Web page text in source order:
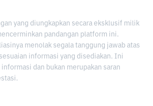
yang diungkapkan secara eksklusif milik
pandangan platform ini.
menolak segala tanggung jawab atas
informasi yang disediakan. Ini
dan bukan merupakan saran